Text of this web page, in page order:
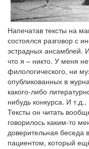
Напечатав тексты на
состоялся разговор с
эстрадных ансамблей.
что я – никто. У меня
филологического, ни
опубликованных в
какого-либо
нибудь конкурса. И т.д.,
Тексты он читать
говорилось каким-то
доверительная беседа
пациентом, который